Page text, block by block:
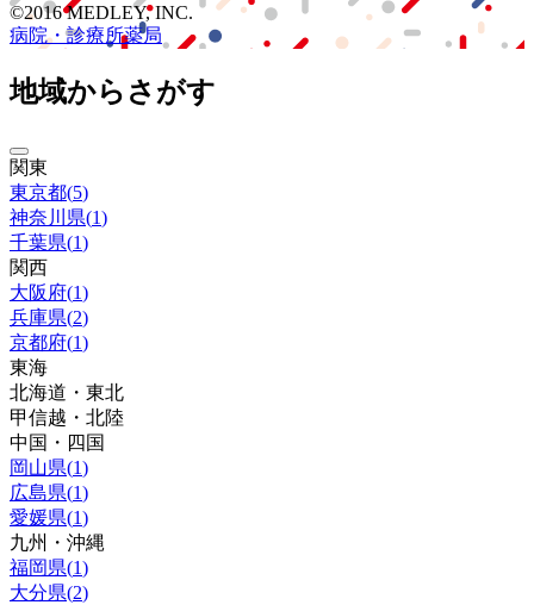
©2016 MEDLEY, INC.
病院・診療所薬局
地域からさがす
関東
東京都(5)
神奈川県(1)
千葉県(1)
関西
大阪府(1)
兵庫県(2)
京都府(1)
東海
北海道・東北
甲信越・北陸
中国・四国
岡山県(1)
広島県(1)
愛媛県(1)
九州・沖縄
福岡県(1)
大分県(2)